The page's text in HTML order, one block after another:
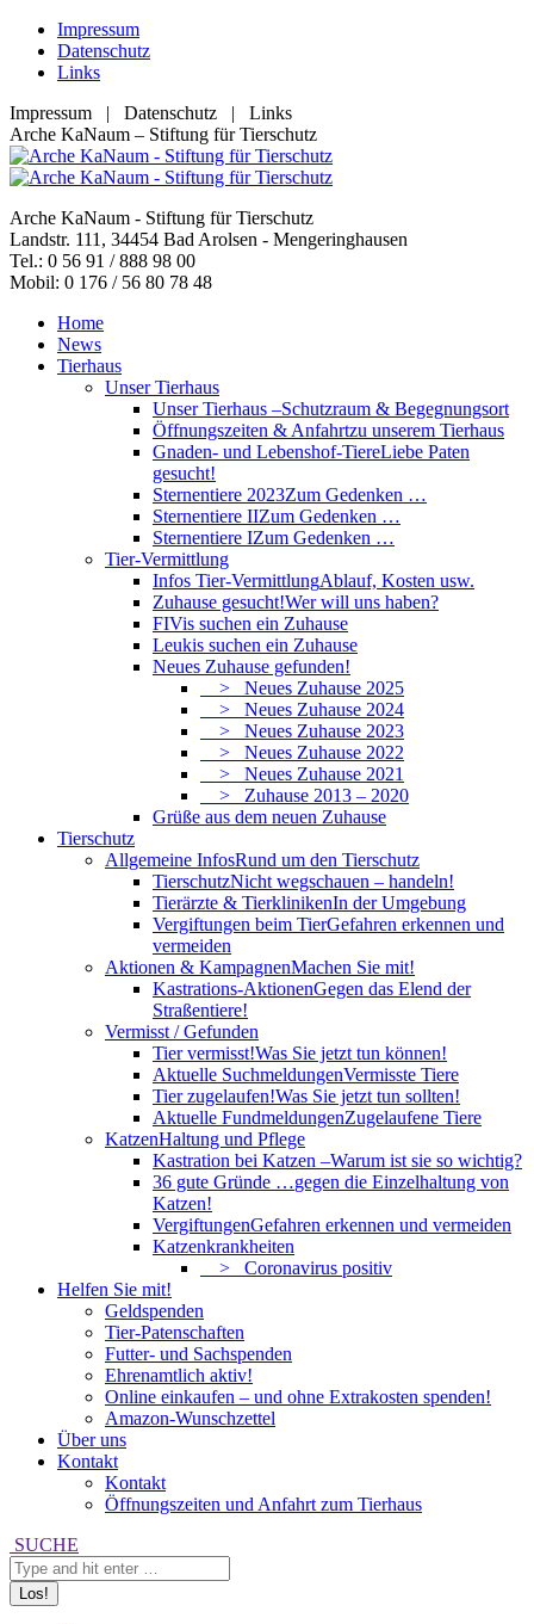
Zum
Inhalt
springen
Impressum
Datenschutz
Links
Impressum | Datenschutz | Links
Facebook
page
opens
new
window
YouTube
page
opens
new
window
RSS
page
opens
new
window
E-
Mail
page
in
new
window
Arche KaNaum – Stiftung für Tierschutz
Arche KaNaum - Stiftung für Tierschutz
Landstr. 111, 34454 Bad Arolsen - Mengeringhausen
Tel.: 0 56 91 / 888 98 00
Mobil: 0 176 / 56 80 78 48
Home
News
Tierhaus
Unser Tierhaus
Unser Tierhaus –Schutzraum & Begegnungsort
Öffnungszeiten & Anfahrtzu unserem Tierhaus
Gnaden- und Lebenshof-TiereLiebe Paten
gesucht!
Sternentiere 2023Zum Gedenken …
Sternentiere IIZum Gedenken …
Sternentiere IZum Gedenken …
Tier-Vermittlung
Infos Tier-VermittlungAblauf, Kosten usw.
Zuhause gesucht!Wer will uns haben?
FIVis suchen ein Zuhause
Leukis suchen ein Zuhause
Neues Zuhause gefunden!
> Neues Zuhause 2025
> Neues Zuhause 2024
> Neues Zuhause 2023
> Neues Zuhause 2022
> Neues Zuhause 2021
> Zuhause 2013 – 2020
Grüße aus dem neuen Zuhause
Tierschutz
Allgemeine InfosRund um den Tierschutz
TierschutzNicht wegschauen – handeln!
Tierärzte & TierklinikenIn der Umgebung
Vergiftungen beim TierGefahren erkennen und
vermeiden
Aktionen & KampagnenMachen Sie mit!
Kastrations-AktionenGegen das Elend der
Straßentiere!
Vermisst / Gefunden
Tier vermisst!Was Sie jetzt tun können!
Aktuelle SuchmeldungenVermisste Tiere
Tier zugelaufen!Was Sie jetzt tun sollten!
Aktuelle FundmeldungenZugelaufene Tiere
KatzenHaltung und Pflege
Kastration bei Katzen –Warum ist sie so wichtig?
36 gute Gründe …gegen die Einzelhaltung von
Katzen!
VergiftungenGefahren erkennen und vermeiden
Katzenkrankheiten
> Coronavirus positiv
Helfen Sie mit!
Geldspenden
Tier-Patenschaften
Futter- und Sachspenden
Ehrenamtlich aktiv!
Online einkaufen – und ohne Extrakosten spenden!
Amazon-Wunschzettel
Über uns
Kontakt
Kontakt
Öffnungszeiten und Anfahrt zum Tierhaus
Search:
SUCHE